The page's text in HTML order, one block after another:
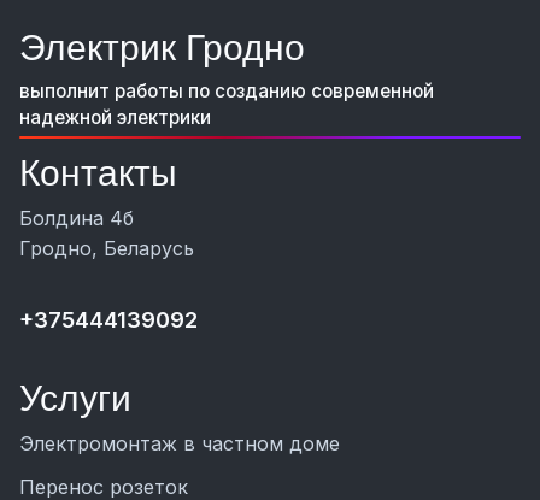
Электрик Гродно
выполнит работы по созданию современной
надежной электрики
Контакты
Болдина 4б
Гродно, Беларусь
+375444139092
Услуги
Электромонтаж в частном доме
Перенос розеток